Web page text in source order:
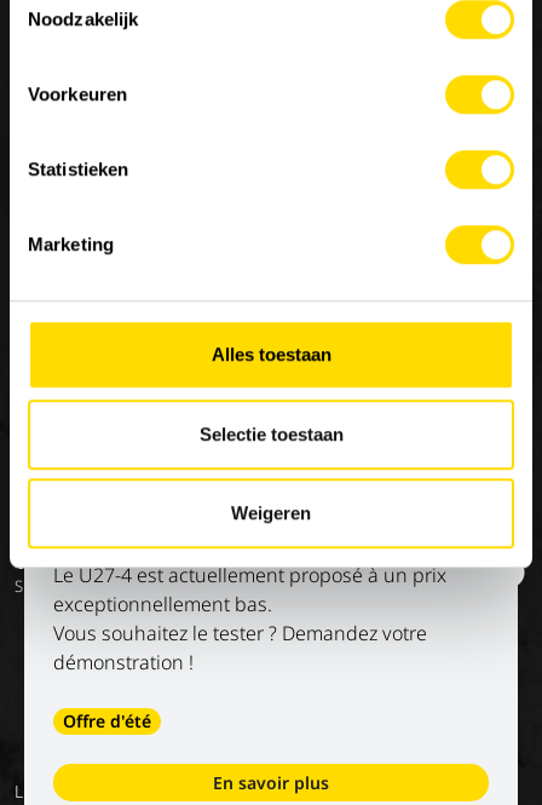
Noodzakelijk
Voorkeuren
Statistieken
Marketing
Alles toestaan
Selectie toestaan
Weigeren
×
Kubota U27-4 à un prix imbattable !
Le U27-4 est actuellement proposé à un prix
exceptionnellement bas.
Vous souhaitez le tester ? Demandez votre
démonstration !
Offre d'été
En savoir plus
l’agriculture. Luyckx ne distribue que des marques hors
la construction pour les applications spéciales.
Contactez-nous
MACHINERY
Special Applications
LX Used Equipment
New old stock
Stage/emploi de
vacances
A PROPOS DE
L'histoire
Vous voulez rester informé ?
Suivez nos réseaux sociaux
Luyckx PrivacyServices Retour